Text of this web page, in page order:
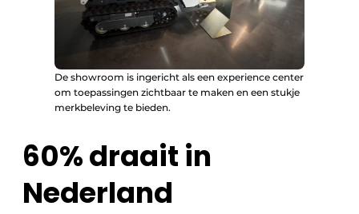
De showroom is ingericht als een experience center
om toepassingen zichtbaar te maken en een stukje
merkbeleving te bieden.
60% draait in
Nederland